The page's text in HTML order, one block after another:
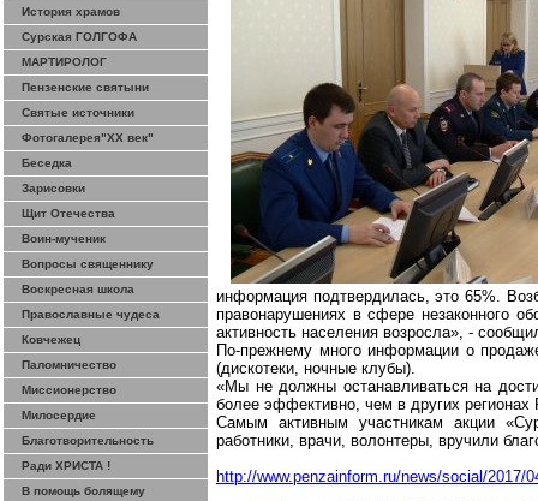
История храмов
Сурская ГОЛГОФА
МАРТИРОЛОГ
Пензенские святыни
Святые источники
Фотогалерея"ХХ век"
Беседка
Зарисовки
Щит Отечества
Воин-мученик
Вопросы священнику
Воскресная школа
Православные чудеса
Ковчежец
Паломничество
Миссионерство
Милосердие
Благотворительность
Ради ХРИСТА !
В помощь болящему
информация подтвердилась, это 65%.
правонарушениях в сфере незаконного
активность населения возросла», -
По-прежнему много информации о
(дискотеки, ночные клубы).
«Мы не должны останавливаться на
более эффективно, чем в других регионах
Самым активным участникам акции
работники, врачи, волонтеры, вручили
http://www.penzainform.ru/news/social/